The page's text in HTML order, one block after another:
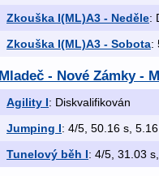
Zkouška I(ML)A3 - Neděle:
Zkouška I(ML)A3 - Sobota:
Mladeč - Nové Zámky -
Agility I: Diskvalifikován
Jumping I: 4/5, 50.16 s,
Tunelový běh I: 4/5, 31.03